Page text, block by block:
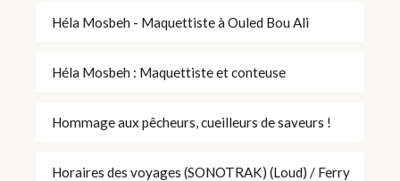
Héla Mosbeh - Maquettiste à Ouled Bou Ali
Héla Mosbeh : Maquettiste et conteuse
Hommage aux pêcheurs, cueilleurs de saveurs !
Horaires des voyages (SONOTRAK) (Loud) / Ferry